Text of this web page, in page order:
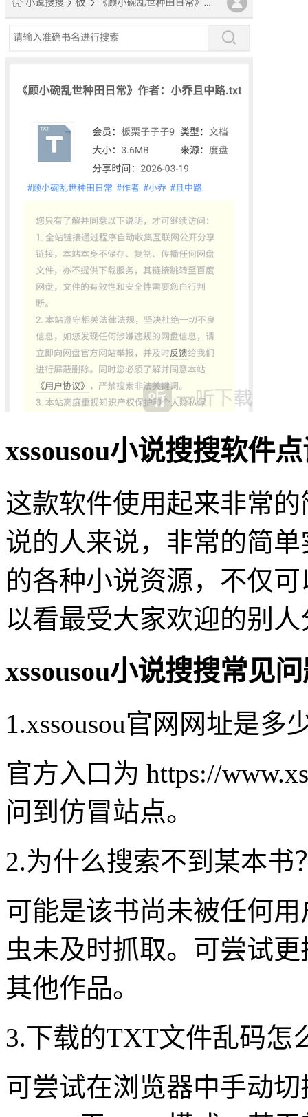
xssousou小说搜搜软件
这款软件使用起来非常
说的人来说，非常的简
的各种小说资源，不仅
以看最受大家欢迎的别
xssousou小说搜搜常见
1.xssousou官网网址是多
官方入口为 https://
问到仿冒站点。
‌2.为什么搜索不到某本书
可能是该书尚未被任何
虫未及时抓取。可尝试
其他作品。
3‌.下载的TXT文件乱码怎
可尝试在浏览器中手动